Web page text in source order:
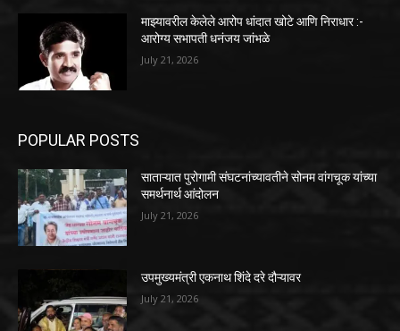
माझ्यावरील केलेले आरोप धांदात खोटे आणि निराधार :-
आरोग्य सभापती धनंजय जांभळे
July 21, 2026
POPULAR POSTS
साताऱ्यात पुरोगामी संघटनांच्यावतीने सोनम वांगचूक यांच्या
समर्थनार्थ आंदोलन
July 21, 2026
उपमुख्यमंत्री एकनाथ शिंदे दरे दौऱ्यावर
July 21, 2026